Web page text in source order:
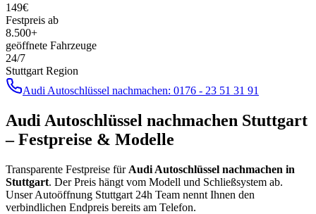
149€
Festpreis ab
8.500+
geöffnete Fahrzeuge
24/7
Stuttgart Region
Audi Autoschlüssel nachmachen: 0176 - 23 51 31 91
Audi Autoschlüssel nachmachen Stuttgart
– Festpreise & Modelle
Transparente Festpreise für Audi Autoschlüssel nachmachen in
Stuttgart. Der Preis hängt vom Modell und Schließsystem ab.
Unser Autoöffnung Stuttgart 24h Team nennt Ihnen den
verbindlichen Endpreis bereits am Telefon.